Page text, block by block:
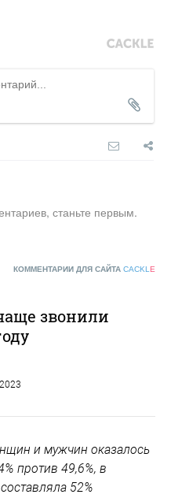
станьте первым.
КОММЕНТАРИИ ДЛЯ САЙТА CACKL E
звонили
и мужчин оказалось
против 49,6%, в
52%